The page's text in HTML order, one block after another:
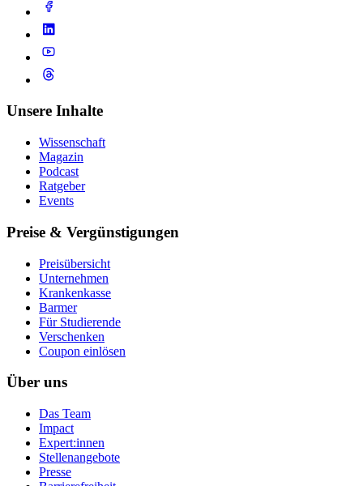
Unsere Inhalte
Wissenschaft
Magazin
Podcast
Ratgeber
Events
Preise & Vergünstigungen
Preisübersicht
Unternehmen
Krankenkasse
Barmer
Für Studierende
Ver­schen­ken
Coupon einlösen
Über uns
Das Team
Impact
Expert:innen
Stellenangebote
Presse